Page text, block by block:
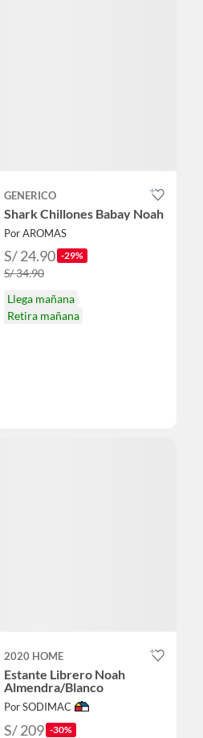
GENERICO
Shark Chillones Babay Noah
Por AROMAS
S/ 24.90 -29%
S/ 34.90
Llega mañana
Retira mañana
2020 HOME
Estante Librero Noah
Almendra/Blanco
Por SODIMAC
S/ 209 -30%